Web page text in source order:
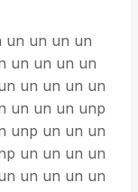
un un un un
un un un un
un un un un
un un un unp
unp un un un
un un un un
un un un un